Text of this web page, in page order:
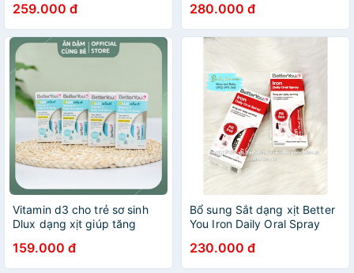
259.000 đ 280.000 đ
Vitamin d3 cho trẻ sơ sinh
Dlux dạng xịt giúp tăng
159.000 đ
Bổ sung Sắt dạng xịt Better
You Iron Daily Oral Spray
230.000 đ